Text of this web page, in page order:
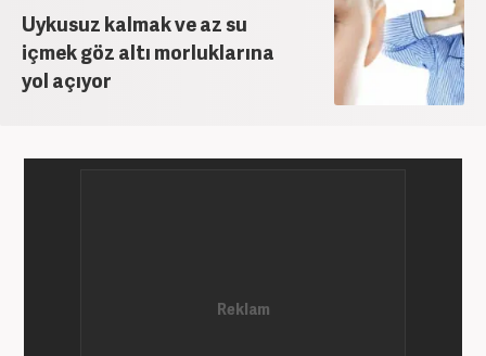
Uykusuz kalmak ve az su
içmek göz altı morluklarına
yol açıyor